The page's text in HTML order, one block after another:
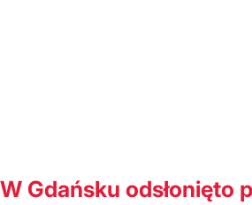
W Gdańsku odsłonięto